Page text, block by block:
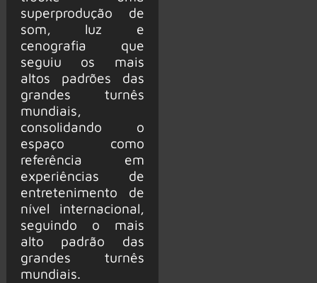
superprodução de
som, luz e
cenografia que
seguiu os mais
altos padrões das
grandes turnês
mundiais,
consolidando o
espaço como
referência em
experiências de
entretenimento de
nível internacional,
seguindo o mais
alto padrão das
grandes turnês
mundiais.